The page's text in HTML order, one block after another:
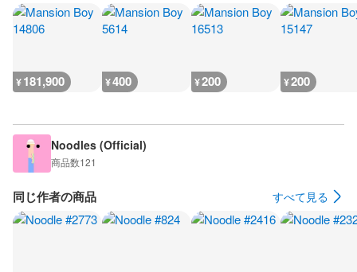
¥181,900 ¥400 ¥200 ¥200
Noodles (Official)
商品数121
同じ作者の商品 すべて見る